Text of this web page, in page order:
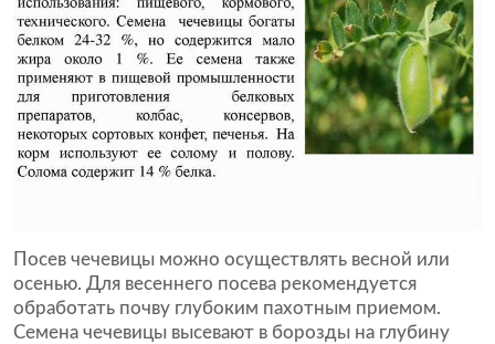
Посев чечевицы можно осуществлять весной или
осенью. Для весеннего посева рекомендуется
обработать почву глубоким пахотным приемом.
Семена чечевицы высевают в борозды на глубину